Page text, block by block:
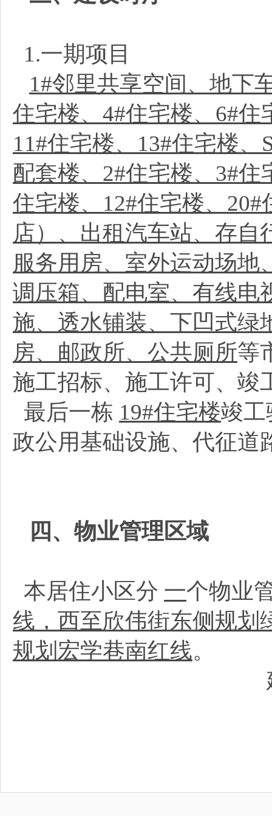
1.一期项目
1#邻里共享空间、地下
住宅楼、4#住宅楼、6#住
11#住宅楼、13#住宅楼
配套楼、2#住宅楼、3#住
住宅楼、12#住宅楼、20#
店）、出租汽车站、存
服务用房、室外运动场地
调压箱、配电室、有线电
施、透水铺装、下凹式绿
房、邮政所、公共厕所等
施工招标、施工许可、竣
最后一栋 19#住宅楼竣工
政公用基础设施、代征道
四、物业管理区域
本居住小区分 一个物业
线，西至欣伟街东侧规划
规划宏学巷南红线。